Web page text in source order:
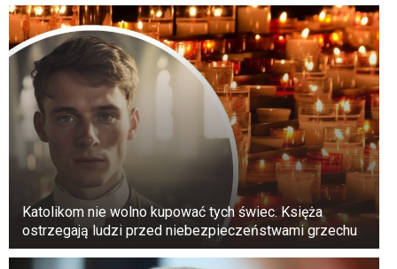
Katolikom nie wolno kupować tych świec. Księża
ostrzegają ludzi przed niebezpieczeństwami grzechu